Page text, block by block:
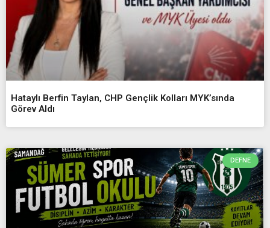
Hataylı Berfin Taylan, CHP Gençlik Kolları MYK’sında
Görev Aldı
DEFNE